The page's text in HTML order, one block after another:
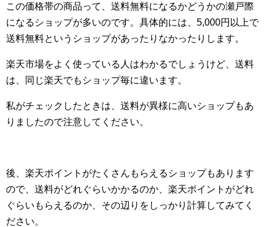
この価格帯の商品って、送料無料になるかどうかの瀬戸際
になるショップが多いのです。具体的には、5,000円以上で
送料無料というショップがあったりなかったりします。
楽天市場をよく使っている人はわかるでしょうけど、送料
は、同じ楽天でもショップ毎に違います。
私がチェックしたときは、送料が異様に高いショップもあ
りましたので注意してください。
後、楽天ポイントがたくさんもらえるショップもあります
ので、送料がどれぐらいかかるのか、楽天ポイントがどれ
ぐらいもらえるのか、その辺りをしっかり計算してみてく
ださい。